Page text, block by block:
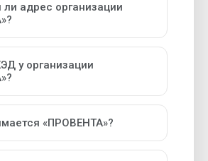
ли адрес организации
у организации
«ПРОВЕНТА»?